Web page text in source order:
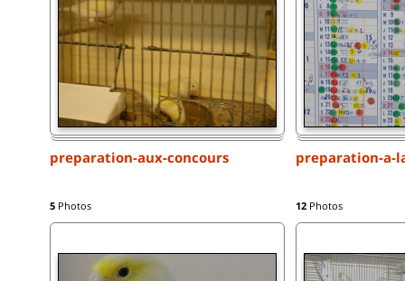
preparation-aux-concours
5 Photos
preparation-a-
12 Photos